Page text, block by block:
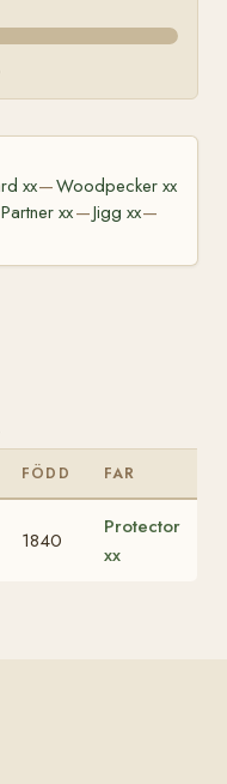
xx—Woodpecker xx
Partner xx—Jigg xx—
FÖDD FAR
1840
Protector
xx